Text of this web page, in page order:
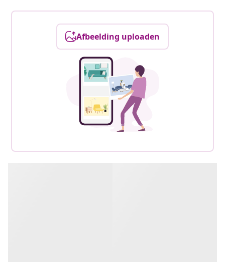
Afbeelding uploaden